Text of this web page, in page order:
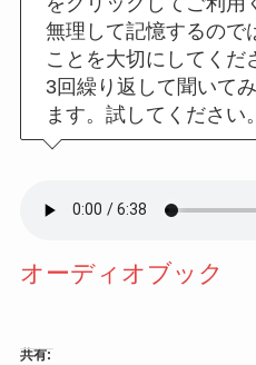
無理して記憶するので
ことを大切にしてくだ
3回繰り返して聞いて
ます。試してください。
オーディオブック
共有: